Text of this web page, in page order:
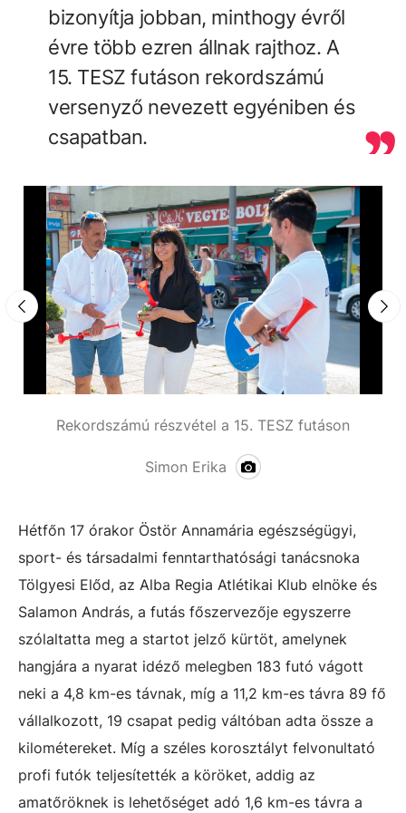
bizonyítja jobban, minthogy évről
évre több ezren állnak rajthoz. A
15. TESZ futáson rekordszámú
versenyző nevezett egyéniben és
csapatban.
Rekordszámú részvétel a 15. TESZ futáson
Simon Erika
Hétfőn 17 órakor Östör Annamária egészségügyi,
sport- és társadalmi fenntarthatósági tanácsnoka
Tölgyesi Előd, az Alba Regia Atlétikai Klub elnöke és
Salamon András, a futás főszervezője egyszerre
szólaltatta meg a startot jelző kürtöt, amelynek
hangjára a nyarat idéző melegben 183 futó vágott
neki a 4,8 km-es távnak, míg a 11,2 km-es távra 89 fő
vállalkozott, 19 csapat pedig váltóban adta össze a
kilométereket. Míg a széles korosztályt felvonultató
profi futók teljesítették a köröket, addig az
amatőröknek is lehetőséget adó 1,6 km-es távra a